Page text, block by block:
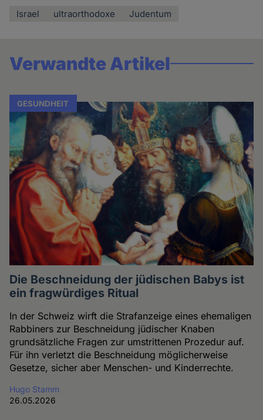
Israel ultraorthodoxe Judentum
Verwandte Artikel
GESUNDHEIT
Die Beschneidung der jüdischen Babys ist
ein fragwürdiges Ritual
In der Schweiz wirft die Strafanzeige eines ehemaligen
Rabbiners zur Beschneidung jüdischer Knaben
grundsätzliche Fragen zur umstrittenen Prozedur auf.
Für ihn verletzt die Beschneidung möglicherweise
Gesetze, sicher aber Menschen- und Kinderrechte.
Hugo Stamm
26.05.2026